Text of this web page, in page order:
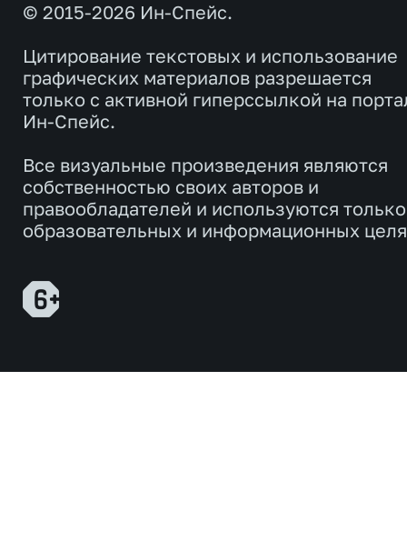
© 2015-2026 Ин-Спейс.
Цитирование текстовых и использование
графических материалов разрешается
только с активной гиперссылкой на
Ин-Спейс.
Все визуальные произведения являются
собственностью своих авторов и
правообладателей и используются
образовательных и информационных